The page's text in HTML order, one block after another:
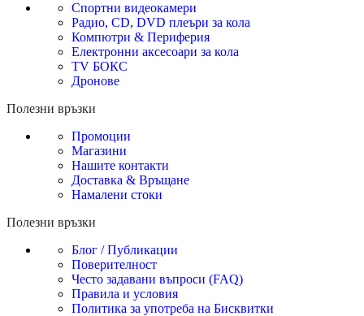
Спортни видеокамери
Радио, CD, DVD плеъри за кола
Компютри & Периферия
Електронни аксесоари за кола
TV БОКС
Дронове
Полезни връзки
Промоции
Магазини
Нашите контакти
Доставка & Връщане
Намалени стоки
Полезни връзки
Блог / Публикации
Поверителност
Често задавани въпроси (FAQ)
Правила и условия
Политика за употреба на Бисквитки